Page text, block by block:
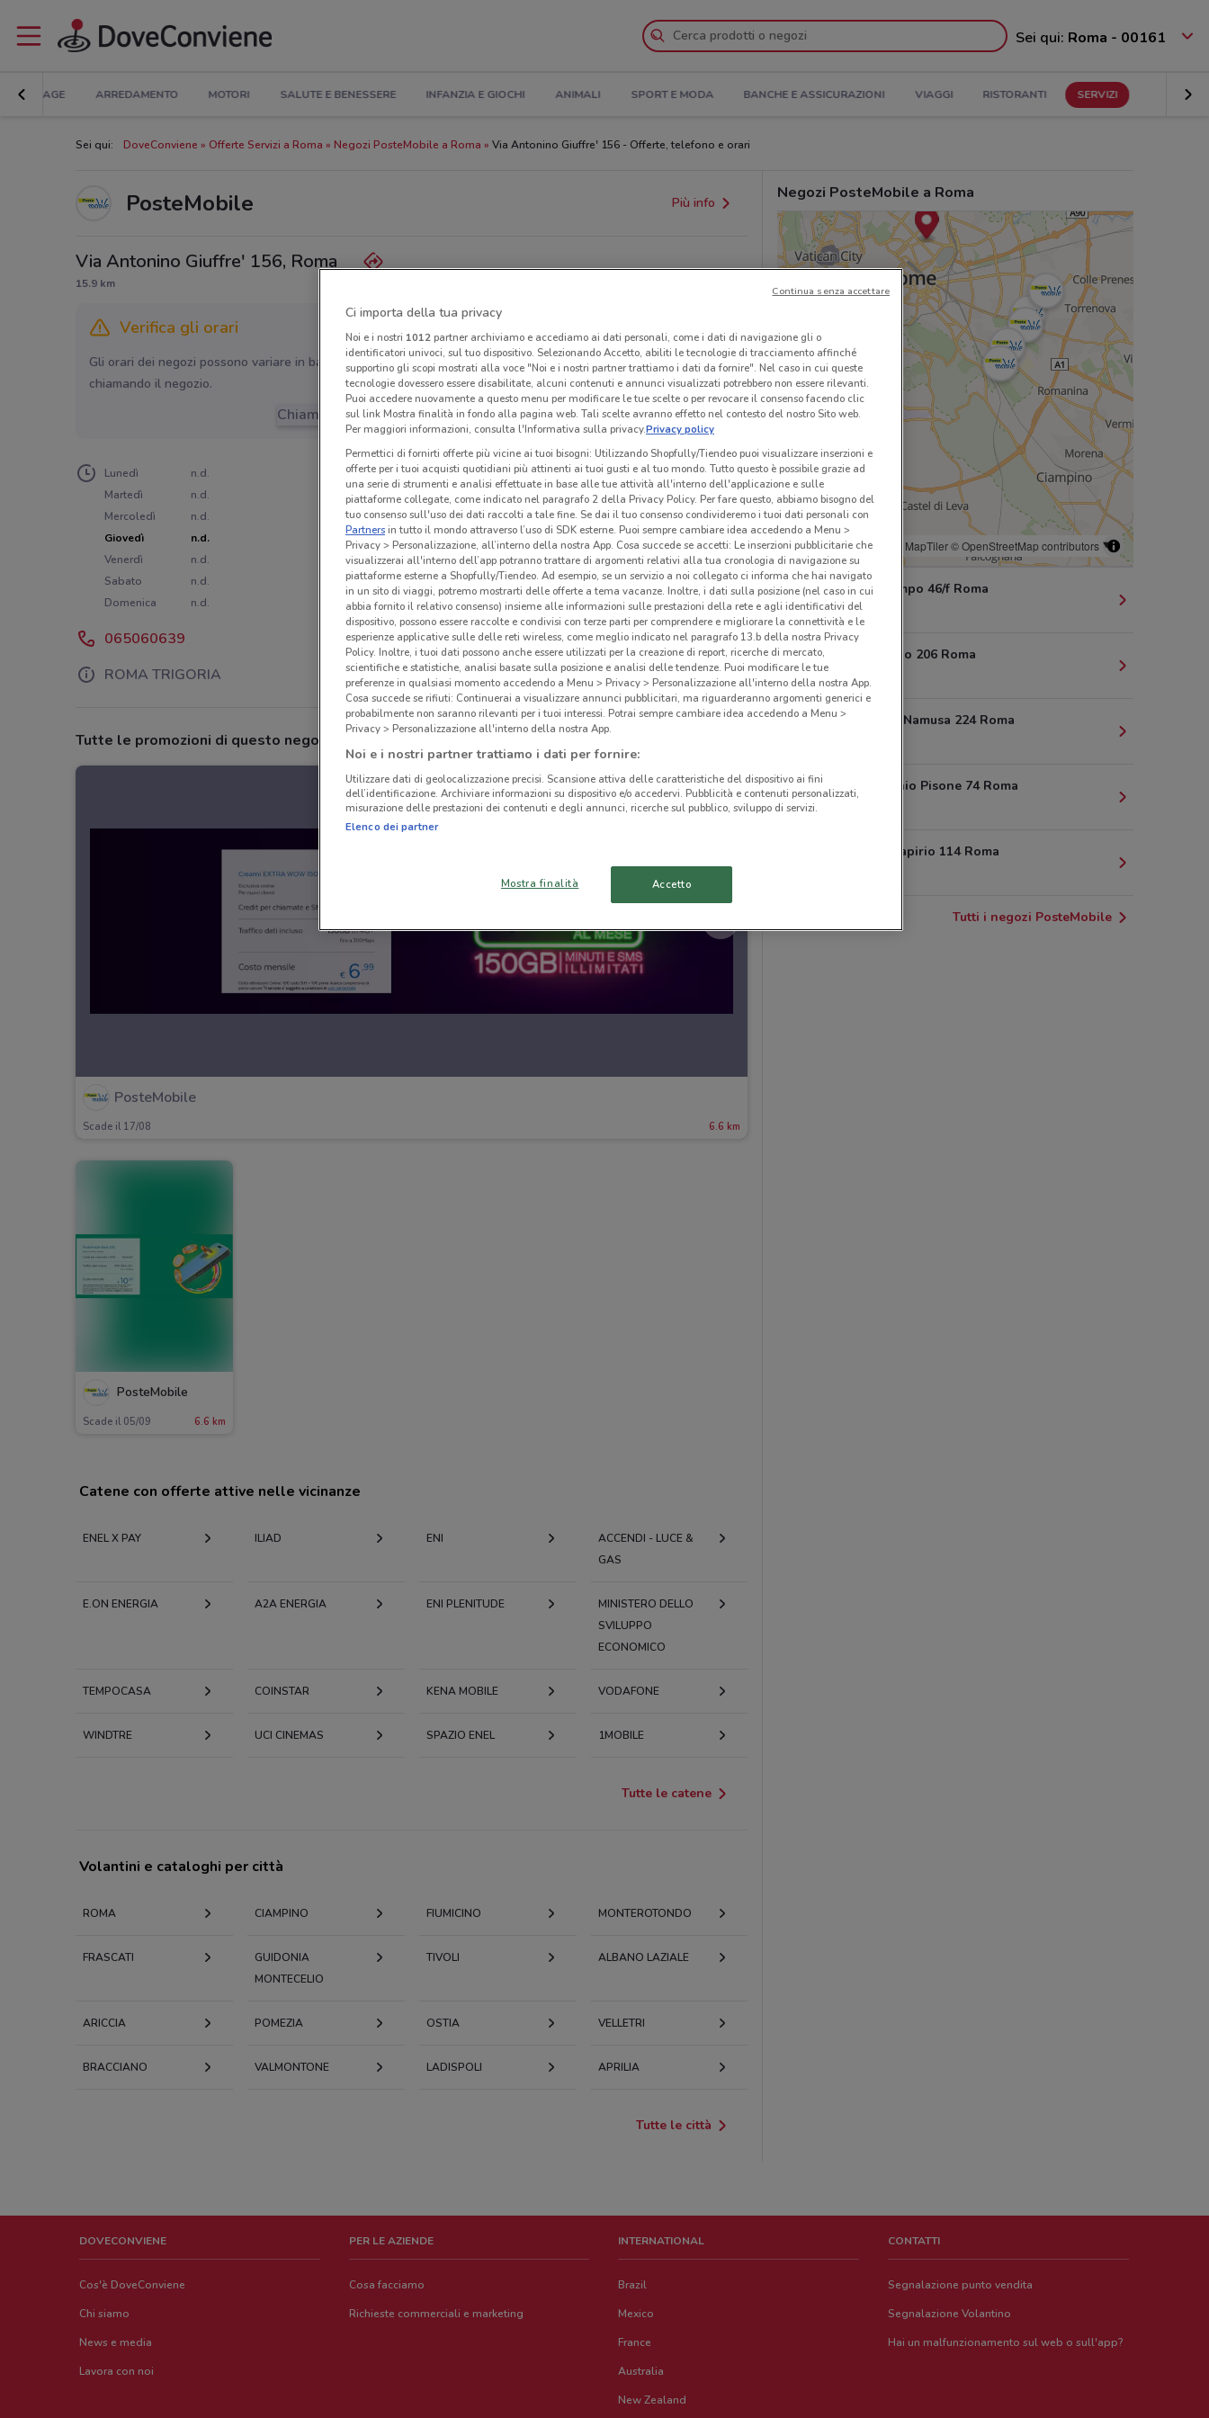
Sei qui: Roma - 00161
BRICOLAGE ARREDAMENTO MOTORI SALUTE E BENESSERE INFANZIA E GIOCHI ANIMALI SPORT E MODA BANCHE E ASSICURAZIONI VIAGGI RISTORANTI SERVIZI
Sei qui: DoveConviene Offerte Servizi a Roma Negozi PosteMobile a Roma Via Antonino Giuffre' 156 - Offerte, telefono e orari
PosteMobile Più info
Via Antonino Giuffre' 156, Roma
15.9 km
Verifica gli orari
Gli orari dei negozi possono variare in base agli ultimi provvedimenti regionali o nazionali. Verifica l’accuratezza
chiamando il negozio.
Chiama il negozio
Lunedì
n.d.
Martedì
n.d.
Mercoledì
n.d.
Giovedì
n.d.
Venerdì
n.d.
Sabato
n.d.
Domenica
n.d.
065060639
ROMA TRIGORIA
Tutte le promozioni di questo negozio
PosteMobile
Scade il 17/08 6.6 km
PosteMobile
Scade il 05/09 6.6 km
Negozi PosteMobile a Roma
© MapTiler© OpenStreetMap contributors
Via Del Campo 46/f Roma
6.6 km
Via Dei Berio 206 Roma
6.8 km
Via Aufidio Namusa 224 Roma
Via Calpurnio Pisone 74 Roma
Via Lucio Papirio 114 Roma
Tutti i negozi PosteMobile
Catene con offerte attive nelle vicinanze
ENEL X PAY ILIAD ENI
ACCENDI - LUCE &
GAS
E.ON ENERGIA A2A ENERGIA ENI PLENITUDE
MINISTERO DELLO
SVILUPPO
ECONOMICO
TEMPOCASA COINSTAR KENA MOBILE VODAFONE
WINDTRE UCI CINEMAS SPAZIO ENEL 1MOBILE
Tutte le catene
Volantini e cataloghi per città
ROMA CIAMPINO FIUMICINO MONTEROTONDO
FRASCATI
GUIDONIA
MONTECELIO
TIVOLI ALBANO LAZIALE
ARICCIA POMEZIA OSTIA VELLETRI
BRACCIANO VALMONTONE LADISPOLI APRILIA
Tutte le città
DOVECONVIENE
Cos'è DoveConviene
Chi siamo
News e media
Lavora con noi
PER LE AZIENDE
Cosa facciamo
Richieste commerciali e marketing
INTERNATIONAL
Brazil
Mexico
France
Australia
New Zealand
CONTATTI
Segnalazione punto vendita
Segnalazione Volantino
Hai un malfunzionamento sul web o sull'app?
Ci importa della tua privacy
Noi e i nostri 1012partner archiviamo e accediamo ai dati personali, come i dati di navigazione gli o
identificatori univoci, sul tuo dispositivo. Selezionando Accetto, abiliti le tecnologie di tracciamento affinché
supportino gli scopi mostrati alla voce "Noi e i nostri partner trattiamo i dati da fornire". Nel caso in cui queste
tecnologie dovessero essere disabilitate, alcuni contenuti e annunci visualizzati potrebbero non essere rilevanti.
Puoi accedere nuovamente a questo menu per modificare le tue scelte o per revocare il consenso facendo clic
sul link Mostra finalità in fondo alla pagina web. Tali scelte avranno effetto nel contesto del nostro Sito web.
Per maggiori informazioni, consulta l'Informativa sulla privacy.Privacy policy
Permettici di fornirti offerte più vicine ai tuoi bisogni: Utilizzando Shopfully/Tiendeo puoi visualizzare inserzioni e
offerte per i tuoi acquisti quotidiani più attinenti ai tuoi gusti e al tuo mondo. Tutto questo è possibile grazie ad
una serie di strumenti e analisi effettuate in base alle tue attività all'interno dell'applicazione e sulle
piattaforme collegate, come indicato nel paragrafo 2 della Privacy Policy. Per fare questo, abbiamo bisogno del
tuo consenso sull'uso dei dati raccolti a tale fine. Se dai il tuo consenso condivideremo i tuoi dati personali con
Partnersin tutto il mondo attraverso l’uso di SDK esterne. Puoi sempre cambiare idea accedendo a Menu >
Privacy > Personalizzazione, all’interno della nostra App. Cosa succede se accetti: Le inserzioni pubblicitarie che
visualizzerai all'interno dell’app potranno trattare di argomenti relativi alla tua cronologia di navigazione su
piattaforme esterne a Shopfully/Tiendeo. Ad esempio, se un servizio a noi collegato ci informa che hai navigato
in un sito di viaggi, potremo mostrarti delle offerte a tema vacanze. Inoltre, i dati sulla posizione (nel caso in cui
abbia fornito il relativo consenso) insieme alle informazioni sulle prestazioni della rete e agli identificativi del
dispositivo, possono essere raccolte e condivisi con terze parti per comprendere e migliorare la connettività e le
esperienze applicative sulle delle reti wireless, come meglio indicato nel paragrafo 13.b della nostra Privacy
Policy. Inoltre, i tuoi dati possono anche essere utilizzati per la creazione di report, ricerche di mercato,
scientifiche e statistiche, analisi basate sulla posizione e analisi delle tendenze. Puoi modificare le tue
preferenze in qualsiasi momento accedendo a Menu > Privacy > Personalizzazione all'interno della nostra App.
Cosa succede se rifiuti: Continuerai a visualizzare annunci pubblicitari, ma riguarderanno argomenti generici e
probabilmente non saranno rilevanti per i tuoi interessi. Potrai sempre cambiare idea accedendo a Menu >
Privacy > Personalizzazione all'interno della nostra App.
Noi e i nostri partner trattiamo i dati per fornire:
Utilizzare dati di geolocalizzazione precisi. Scansione attiva delle caratteristiche del dispositivo ai fini
dell’identificazione. Archiviare informazioni su dispositivo e/o accedervi. Pubblicità e contenuti personalizzati,
misurazione delle prestazioni dei contenuti e degli annunci, ricerche sul pubblico, sviluppo di servizi.
Elenco dei partner
Mostra finalità Accetto
Continua senza accettare